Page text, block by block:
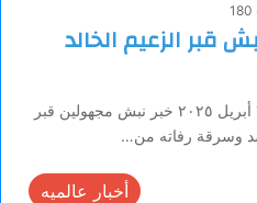
180
قبر الزعيم الخالد
طيرت وكالات الأنباء صباح اليوم ٢٨ أبريل ٢٠٢٥ خبر نبش مجهولين قبر
وسرقة رفاته من…
أخبار عالميه